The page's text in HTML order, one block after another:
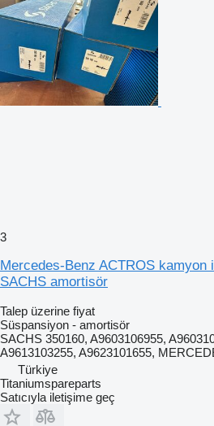
3
Mercedes-Benz ACTROS kamyon
SACHS amortisör
Talep üzerine fiyat
Süspansiyon - amortisör
SACHS 350160, A9603106955,
A9613103255, A9623101655,
Türkiye
Titaniumspareparts
Satıcıyla iletişime geç